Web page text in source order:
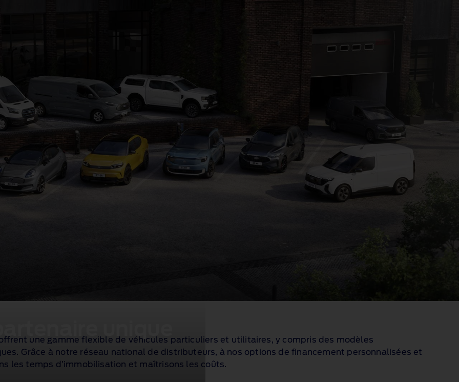
une gamme flexible de véhicules particuliers et utilitaires, y compris des modèles
Grâce à notre réseau national de distributeurs, à nos options de financement personnalisées et
les temps d’immobilisation et maîtrisons les coûts.